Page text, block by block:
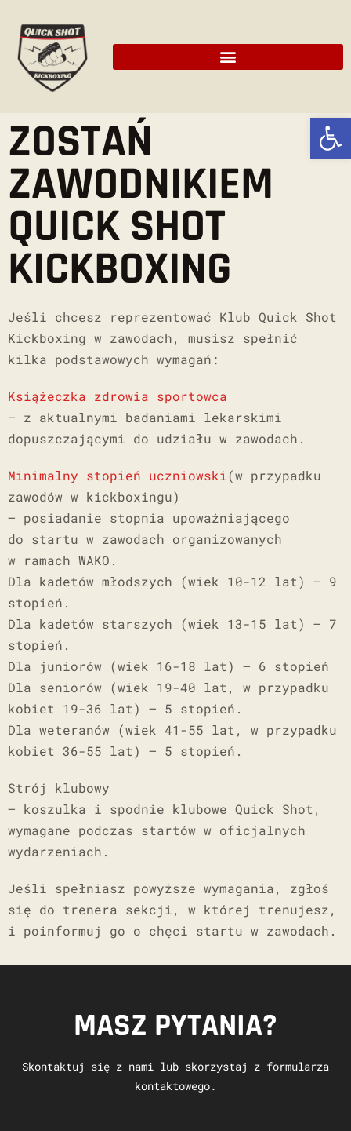
ZOSTAŃ
ZAWODNIKIEM
QUICK SHOT
KICKBOXING
Jeśli chcesz reprezentować Klub Quick Shot
Kickboxing w zawodach, musisz spełnić
kilka podstawowych wymagań:
Książeczka zdrowia sportowca
– z aktualnymi badaniami lekarskimi
dopuszczającymi do udziału w zawodach.
Minimalny stopień uczniowski(w przypadku
zawodów w kickboxingu)
– posiadanie stopnia upoważniającego
do startu w zawodach organizowanych
w ramach WAKO.
Dla kadetów młodszych (wiek 10-12 lat) – 9
stopień.
Dla kadetów starszych (wiek 13-15 lat) – 7
stopień.
Dla juniorów (wiek 16-18 lat) – 6 stopień
Dla seniorów (wiek 19-40 lat, w przypadku
kobiet 19-36 lat) – 5 stopień.
Dla weteranów (wiek 41-55 lat, w przypadku
kobiet 36-55 lat) – 5 stopień.
Strój klubowy
– koszulka i spodnie klubowe Quick Shot,
wymagane podczas startów w oficjalnych
wydarzeniach.
Jeśli spełniasz powyższe wymagania, zgłoś
się do trenera sekcji, w której trenujesz,
i poinformuj go o chęci startu w zawodach.
MASZ PYTANIA?
Skontaktuj się z nami lub skorzystaj z formularza
kontaktowego.